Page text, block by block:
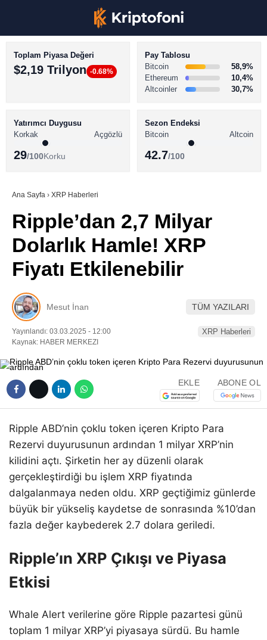
Youtube
TikTok
BİTCOİN HABERLERİ
ALTCOİN HABERLERİ
SÖZLÜK
Toplam Piyasa Değeri
$2,19 Trilyon -0.68%
Pay Tablosu
Bitcoin
58,9%
Ethereum
10,4%
Altcoinler
30,7%
Yatırımcı Duygusu
Korkak
Açgözlü
29/100Korku
Sezon Endeksi
Bitcoin
Altcoin
42.7/100
Ana Sayfa › XRP Haberleri
Ripple’dan 2,7 Milyar
Dolarlık Hamle! XRP
Fiyatı Etkilenebilir
Mesut İnan TÜM YAZILARI
Yayınlandı: 03.03.2025 - 12:00
Kaynak: HABER MERKEZI
XRP Haberleri
EKLE ABONE OL
Ripple ABD’nin çoklu token içeren Kripto Para
Rezervi duyurusunun ardından 1 milyar XRP’nin
kilidini açtı. Şirketin her ay düzenli olarak
gerçekleştirdiği bu işlem XRP fiyatında
dalgalanmaya neden oldu. XRP geçtiğimiz günlerde
büyük bir yükseliş kaydetse de sonrasında %10’dan
fazla değer kaybederek 2.7 dolara geriledi.
Ripple’ın XRP Çıkışı ve Piyasa
Etkisi
Whale Alert verilerine göre Ripple pazartesi günü
toplam 1 milyar XRP’yi piyasaya sürdü. Bu hamle